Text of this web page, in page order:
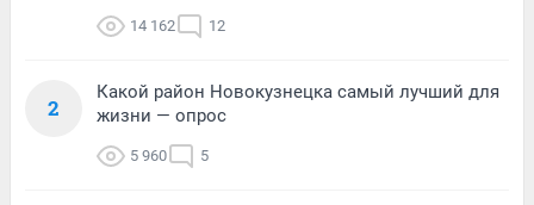
14 162 12
2
Какой район Новокузнецка самый лучший для
жизни — опрос
5 960 5